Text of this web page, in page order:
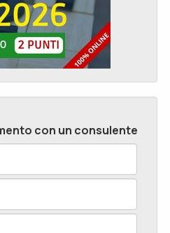
con un consulente